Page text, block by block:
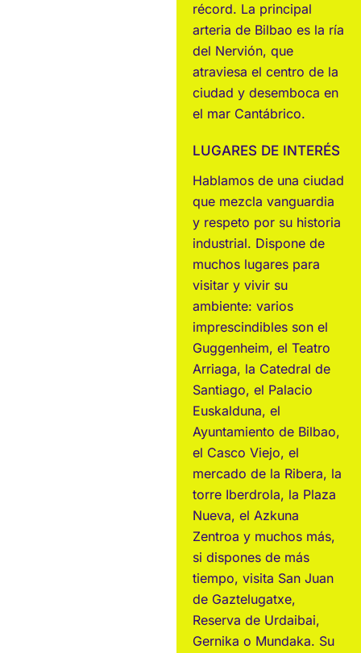
récord. La principal
arteria de Bilbao es la ría
del Nervión, que
atraviesa el centro de la
ciudad y desemboca en
el mar Cantábrico.
LUGARES DE INTERÉS
Hablamos de una ciudad
que mezcla vanguardia
y respeto por su historia
industrial. Dispone de
muchos lugares para
visitar y vivir su
ambiente: varios
imprescindibles son el
Guggenheim, el Teatro
Arriaga, la Catedral de
Santiago, el Palacio
Euskalduna, el
Ayuntamiento de Bilbao,
el Casco Viejo, el
mercado de la Ribera, la
torre Iberdrola, la Plaza
Nueva, el Azkuna
Zentroa y muchos más,
si dispones de más
tiempo, visita San Juan
de Gaztelugatxe,
Reserva de Urdaibai,
Gernika o Mundaka. Su